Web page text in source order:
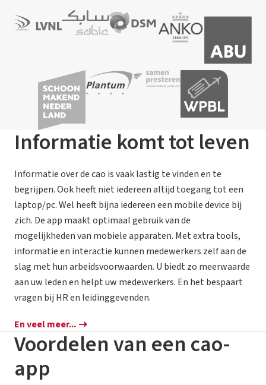
Informatie komt tot leven
Informatie over de cao is vaak lastig te vinden en te
begrijpen. Ook heeft niet iedereen altijd toegang tot een
laptop/pc. Wel heeft bijna iedereen een mobile device bij
zich. De app maakt optimaal gebruik van de
mogelijkheden van mobiele apparaten. Met extra tools,
informatie en interactie kunnen medewerkers zelf aan de
slag met hun arbeidsvoorwaarden. U biedt zo meerwaarde
aan uw leden en helpt uw medewerkers. En het bespaart
vragen bij HR en leidinggevenden.
En veel meer...
Voordelen van een cao-
app